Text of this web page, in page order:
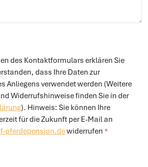
des Kontaktformulars erklären Sie
dass Ihre Daten zur
Anliegens verwendet werden (Weitere
Widerrufshinweise finden Sie in der